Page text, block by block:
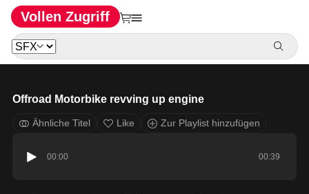
Vollen Zugriff
Offroad Motorbike revving up engine
Ähnliche Titel Like Zur Playlist hinzufügen
00:00 00:39